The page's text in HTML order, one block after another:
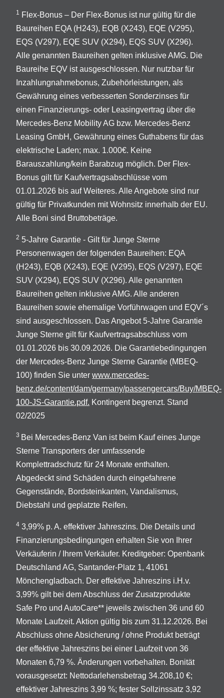
1 Flex-Bonus – Der Flex-Bonus ist nur gültig für die
Baureihen EQA (H243), EQB (X243), EQE (V295),
EQS (V297), EQE SUV (X294), EQS SUV (X296).
Alle genannten Baureihen gelten inklusive AMG. Die
Baureihe EQV ist ausgeschlossen. Nur nutzbar für
Inzahlungnahmebonus, Zubehörleistungen, als
Gewährung eines verbesserten Sonderzinses für
einen Finanzierungs- oder Leasingvertrag über die
Mercedes-Benz Mobility AG bzw. Mercedes-Benz
Leasing GmbH, Gewährung eines Guthabens für das
elektrische Laden; max. 1.000€. Keine
Barauszahlung/kein Barabzug möglich. Der Flex-
Bonus gilt für Kaufvertragsabschlüsse vom
01.01.2026 bis auf Weiteres. Alle Angebote sind nur
gültig für Privatkunden mit Wohnsitz innerhalb der EU.
Alle Boni sind Bruttobeträge.
2 5-Jahre Garantie - Gilt für Junge Sterne
Personenwagen der folgenden Baureihen: EQA
(H243), EQB (X243), EQE (V295), EQS (V297), EQE
SUV (X294), EQS SUV (X296). Alle genannten
Baureihen gelten inklusive AMG. Alle anderen
Baureihen sowie ehemalige Vorführwagen und EQV´s
sind ausgeschlossen. Das Angebot 5-Jahre Garantie
Junge Sterne gilt für Kaufvertragsabschluss vom
01.01.2026 bis 30.09.2026. Die Garantiebedingungen
der Mercedes-Benz Junge Sterne Garantie (MBEQ-
100) finden Sie unter www.mercedes-
benz.de/content/dam/germany/passengercars/Buy/MBEQ-
100-JS-Garantie.pdf. Kontingent begrenzt. Stand
02/2025
3 Bei Mercedes-Benz Van ist beim Kauf eines Junge
Sterne Transporters der umfassende
Komplettradschutz für 24 Monate enthalten.
Abgedeckt sind Schäden durch eingefahrene
Gegenstände, Bordsteinkanten, Vandalismus,
Diebstahl und geplatzte Reifen.
4 3,99% p. A. effektiver Jahreszins. Die Details und
Finanzierungsbedingungen erhalten Sie von Ihrer
Verkäuferin / Ihrem Verkäufer. Kreditgeber: Openbank
Deutschland AG, Santander-Platz 1, 41061
Mönchengladbach. Der effektive Jahreszins i.H.v.
3,99% gilt bei dem Abschluss der Zusatzprodukte
Safe Pro und AutoCare** jeweils zwischen 36 und 60
Monate Laufzeit. Aktion gültig bis zum 31.12.2026. Bei
Abschluss ohne Absicherung / ohne Produkt beträgt
der effektive Jahreszins bei einer Laufzeit von 36
Monaten 6,79 %. Änderungen vorbehalten. Bonität
vorausgesetzt: Nettodarlehensbetrag 34.208,10 €;
effektiver Jahreszins 3,99 %; fester Sollzinssatz 3,92